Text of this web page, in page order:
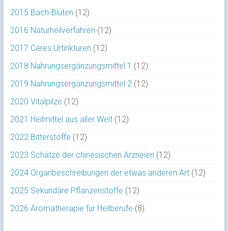
2015 Bach-Blüten (12)
2016 Naturheilverfahren (12)
2017 Ceres Urtinkturen (12)
2018 Nahrungsergänzungsmittel 1 (12)
2019 Nahrungsergänzungsmittel 2 (12)
2020 Vitalpilze (12)
2021 Heilmittel aus aller Welt(12)
2022 Bitterstoffe (12)
2023 Schätze der chinesischen Arzneien (12)
2024 Organbeschreibungen der etwas anderen Art(12)
2025 Sekundäre Pflanzenstoffe (12)
2026 Aromatherapie für Heilberufe (8)